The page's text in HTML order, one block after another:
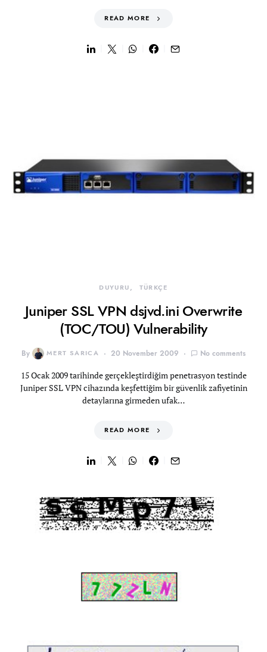
READ MORE
DUYURU TÜRKÇE
Juniper SSL VPN dsjvd.ini Overwrite
(TOC/TOU) Vulnerability
By MERT SARICA 20 November 2009 No comments
15 Ocak 2009 tarihinde gerçekleştirdiğim penetrasyon testinde
Juniper SSL VPN cihazında keşfettiğim bir güvenlik zafiyetinin
detaylarına girmeden ufak…
READ MORE